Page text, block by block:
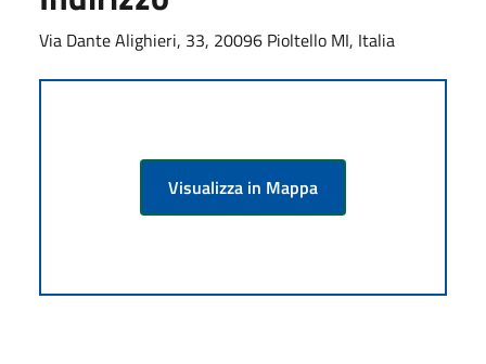
Via Dante Alighieri, 33, 20096 Pioltello MI, Italia
Visualizza in Mappa